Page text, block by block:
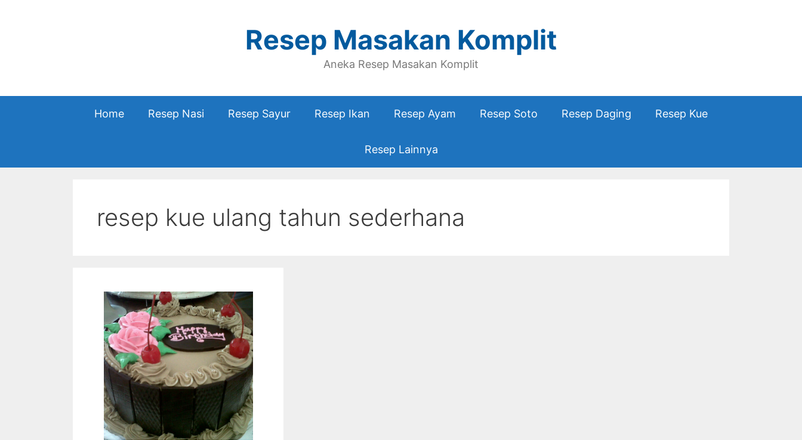
Resep Masakan Komplit
Aneka Resep Masakan Komplit
Home Resep Nasi Resep Sayur Resep Ikan Resep Ayam Resep Soto Resep Daging Resep Kue
Resep Lainnya
resep kue ulang tahun sederhana